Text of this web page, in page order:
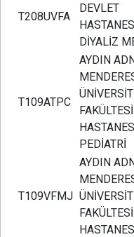
T208UVFA
DEVLET
DİYALİZ
T109ATPC
AYDIN
FAKÜLTESİ
PEDİATRİ
T109VFMJ
AYDIN
FAKÜLTESİ